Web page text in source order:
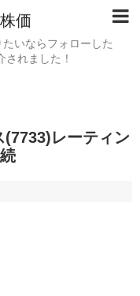
価
いならフォローした
れました！
レーティン